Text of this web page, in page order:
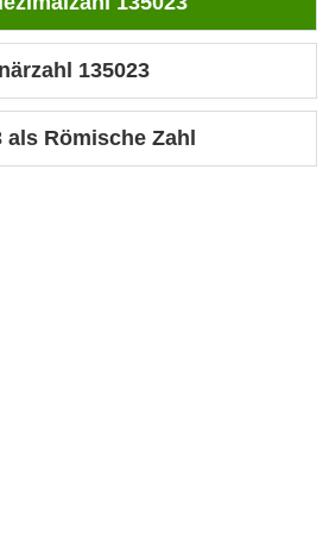
135023
als Römische Zahl